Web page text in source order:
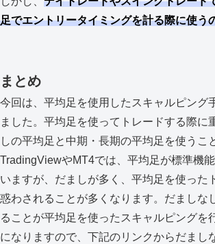
足でエントリータイミングを計る際に使う
まとめ
今回は、平均足を使用したスキャルピング
ました。平均足を使ってトレードする際に
しの平均足と中期・長期の平均足を使うこ
TradingViewやMT4では、平均足が標準機
いますが、だましが多く、平均足を使った
惑わされることが多くなります。だましな
ることが平均足を使ったスキャルピングを
になりますので、下記のリンクからだまし